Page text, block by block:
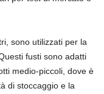
sono utilizzati per la
fusti sono adatti
medio-piccoli, dove è
di stoccaggio e la